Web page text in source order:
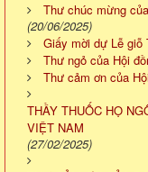
Thư chúc mừng
(20/06/2025)
Giấy mời dự Lễ giỗ
Thư ngỏ của Hội
Thư cảm ơn của
THẦY THUỐC HỌ
VIỆT NAM
(27/02/2025)